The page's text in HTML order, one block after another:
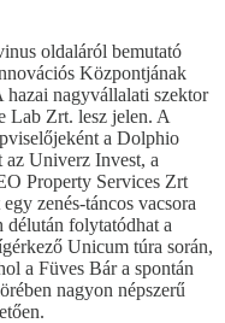
oldaláról bemutató
Központjának
hazai nagyvállalati szektor
Lab Zrt. lesz jelen. A
a Dolphio
az Univerz Invest, a
Property Services Zrt
zenés-táncos vacsora
délután folytatódhat a
Unicum túra során,
a Füves Bár a spontán
nagyon népszerű